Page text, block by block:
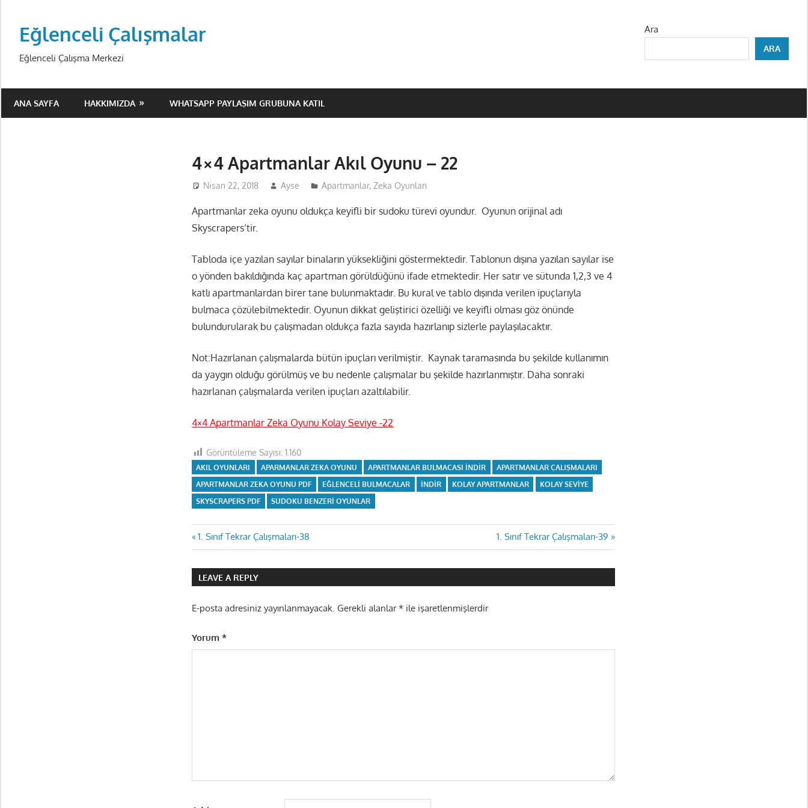
contentEğlenceli Çalışmalar
Eğlenceli Çalışma Merkezi
Ara
ARA
ANA SAYFA HAKKIMIZDA WHATSAPP PAYLAŞIM GRUBUNA KATIL
4×4 Apartmanlar Akıl Oyunu – 22
Nisan 22, 2018 Ayse Apartmanlar, Zeka Oyunları
Apartmanlar zeka oyunu oldukça keyifli bir sudoku türevi oyundur. Oyunun orijinal adı
Skyscrapers’tir.
Tabloda içe yazılan sayılar binaların yüksekliğini göstermektedir. Tablonun dışına yazılan sayılar ise
o yönden bakıldığında kaç apartman görüldüğünü ifade etmektedir. Her satır ve sütunda 1,2,3 ve 4
katlı apartmanlardan birer tane bulunmaktadır. Bu kural ve tablo dışında verilen ipuçlarıyla
bulmaca çözülebilmektedir. Oyunun dikkat geliştirici özelliği ve keyifli olması göz önünde
bulundurularak bu çalışmadan oldukça fazla sayıda hazırlanıp sizlerle paylaşılacaktır.
Not:Hazırlanan çalışmalarda bütün ipuçları verilmiştir. Kaynak taramasında bu şekilde kullanımın
da yaygın olduğu görülmüş ve bu nedenle çalışmalar bu şekilde hazırlanmıştır. Daha sonraki
hazırlanan çalışmalarda verilen ipuçları azaltılabilir.
4×4 Apartmanlar Zeka Oyunu Kolay Seviye -22
Görüntüleme Sayısı: 1.160
AKIL OYUNLARI APARMANLAR ZEKA OYUNU APARTMANLAR BULMACASI INDIR
APARTMANLAR ÇALIŞMALARI
APARTMANLAR ZEKA OYUNU PDF
EĞLENCELI BULMACALAR INDIR KOLAY APARTMANLAR
KOLAY SEVIYE
SKYSCRAPERS PDF
SUDOKU BENZERI OYUNLAR
Yazı
gezinmesi
Previous
Post:
1. Sınıf Tekrar Çalışmaları-38
Next
Post:
1. Sınıf Tekrar Çalışmaları-39
LEAVE A REPLY
E-posta adresiniz yayınlanmayacak. Gerekli alanlar* ile işaretlenmişlerdir
Yorum*